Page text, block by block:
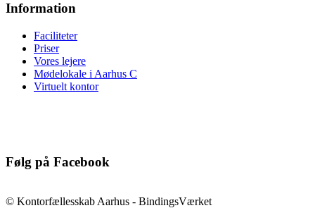
Information
Faciliteter
Priser
Vores lejere
Mødelokale i Aarhus C
Virtuelt kontor
Følg på Facebook
© Kontorfællesskab Aarhus - BindingsVærket